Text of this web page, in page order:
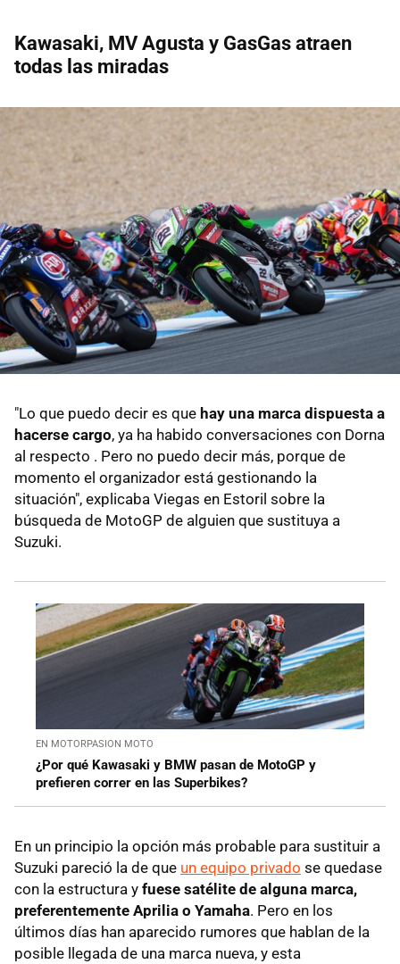
Kawasaki, MV Agusta y GasGas atraen
todas las miradas
"Lo que puedo decir es que hay una marca dispuesta a
hacerse cargo, ya ha habido conversaciones con Dorna
al respecto . Pero no puedo decir más, porque de
momento el organizador está gestionando la
situación", explicaba Viegas en Estoril sobre la
búsqueda de MotoGP de alguien que sustituya a
Suzuki.
EN MOTORPASION MOTO
¿Por qué Kawasaki y BMW pasan de MotoGP y
prefieren correr en las Superbikes?
En un principio la opción más probable para sustituir a
Suzuki pareció la de que un equipo privado se quedase
con la estructura y fuese satélite de alguna marca,
preferentemente Aprilia o Yamaha. Pero en los
últimos días han aparecido rumores que hablan de la
posible llegada de una marca nueva, y esta